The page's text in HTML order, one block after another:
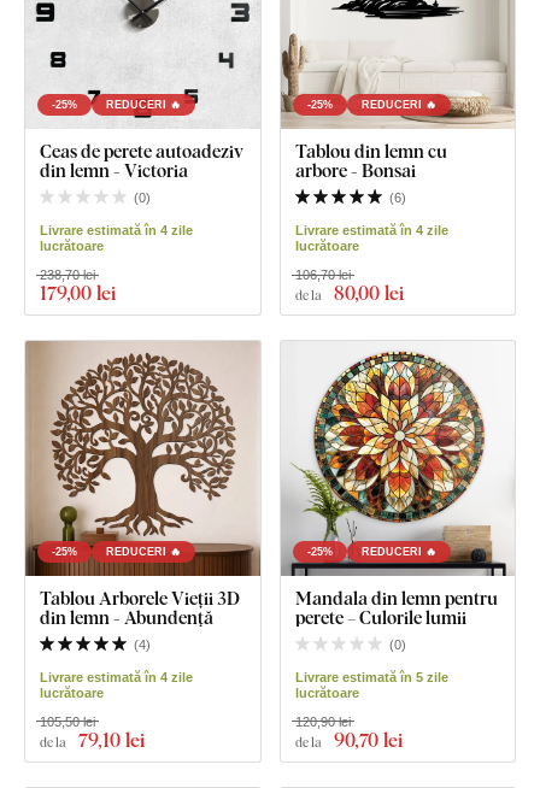
-25% REDUCERI 🔥
Ceas de perete autoadeziv
din lemn - Victoria
(0)
Livrare estimată în 4 zile
lucrătoare
179,00 lei
238,70 lei
-25% REDUCERI 🔥
Tablou din lemn cu
arbore - Bonsai
(6)
Livrare estimată în 4 zile
lucrătoare
de la 80,00 lei
106,70 lei
-25% REDUCERI 🔥
Tablou Arborele Vieții 3D
din lemn - Abundență
(4)
Livrare estimată în 4 zile
lucrătoare
de la 79,10 lei
105,50 lei
-25% REDUCERI 🔥
Mandala din lemn pentru
perete – Culorile lumii
(0)
Livrare estimată în 5 zile
lucrătoare
de la 90,70 lei
120,90 lei